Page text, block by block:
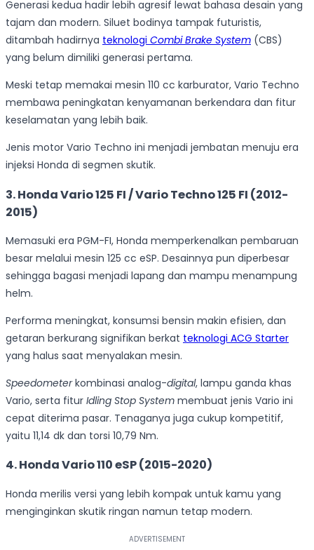
Generasi kedua hadir lebih agresif lewat bahasa desain yang
tajam dan modern. Siluet bodinya tampak futuristis,
ditambah hadirnya teknologi Combi Brake System (CBS)
yang belum dimiliki generasi pertama.
Meski tetap memakai mesin 110 cc karburator, Vario Techno
membawa peningkatan kenyamanan berkendara dan fitur
keselamatan yang lebih baik.
Jenis motor Vario Techno ini menjadi jembatan menuju era
injeksi Honda di segmen skutik.
3.Honda Vario 125 FI / Vario Techno 125 FI (2012-
2015)
Memasuki era PGM-FI, Honda memperkenalkan pembaruan
besar melalui mesin 125 cc eSP. Desainnya pun diperbesar
sehingga bagasi menjadi lapang dan mampu menampung
helm.
Performa meningkat, konsumsi bensin makin efisien, dan
getaran berkurang signifikan berkat teknologi ACG Starter
yang halus saat menyalakan mesin.
Speedometerkombinasi analog-digital, lampu ganda khas
Vario, serta fitur Idling Stop System membuat jenis Vario ini
cepat diterima pasar. Tenaganya juga cukup kompetitif,
yaitu 11,14 dk dan torsi 10,79 Nm.
4.Honda Vario 110 eSP (2015-2020)
Honda merilis versi yang lebih kompak untuk kamu yang
menginginkan skutik ringan namun tetap modern.